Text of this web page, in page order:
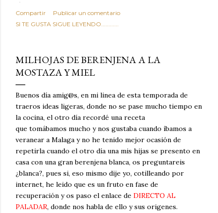
típicas patatas de bolsa, frutos secos fritos o snacks
ultraprocesados llenos de grasas saturadas y sodio?
Todos hemos estado ahí. Sin embargo, cuidarse no tiene
satisface. Estas alubias crujientes al horno van a cambiar
por completo tu forma de ver las legumbres. Olvídate de
asociar las alubias únicamente a los guisos tradicionales y
copiosos de invierno. Con esta receta simple pero
revolucionaria, transformaremos un ingrediente tan
humilde como la alubia de La Bañeza en un snack ligero,
dorado, cargado de proteína y 100% natural. Es el
sustituto perfecto a los frutos se...
Compartir
Publicar un comentario
SI TE GUSTA SIGUE LEYENDO............
MILHOJAS DE BERENJENA A LA
MOSTAZA Y MIEL
Buenos día amig@s, en mi linea de esta temporada de
traeros ideas ligeras, donde no se pase mucho tiempo en
la cocina, el otro día recordé una receta
que tomábamos mucho y nos gustaba cuando íbamos a
veranear a Malaga y no he tenido mejor ocasión de
repetirla cuando el otro día una mis hijas se presento en
casa con una gran berenjena blanca, os preguntareis
¿blanca?, pues si, eso mismo dije yo, cotilleando por
internet, he leido que es un fruto en fase de
recuperación y os paso el enlace de DIRECTO AL
PALADAR, donde nos habla de ello y sus origenes.